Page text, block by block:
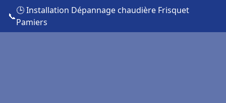
📞
🕒 Installation Dépannage chaudière Frisquet
Pamiers